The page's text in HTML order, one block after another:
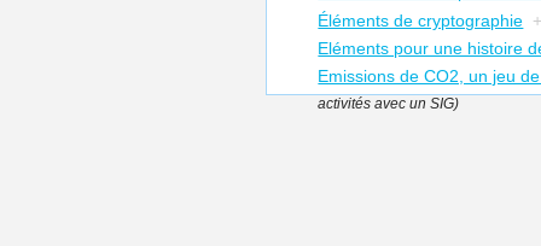
Éléments de cryptographie
Eléments pour une histoire
Emissions de CO2, un jeu
activités avec un SIG)